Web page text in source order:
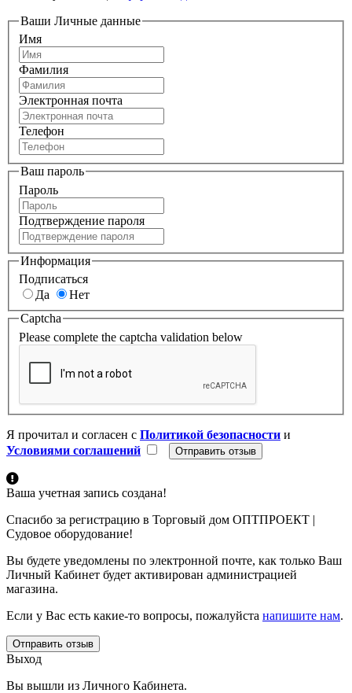
Ваши Личные данные
Имя
Фамилия
Электронная почта
Телефон
Ваш пароль
Пароль
Подтверждение пароля
Информация
Подписаться
Да
Нет
Captcha
Please complete the captcha validation below
Я прочитал и согласен с Политикой безопасности и
Условиями соглашений
Ваша учетная запись создана!
Спасибо за регистрацию в Торговый дом ОПТПРОЕКТ |
Судовое оборудование!
Вы будете уведомлены по электронной почте, как только Ваш
Личный Кабинет будет активирован администрацией
магазина.
Если у Вас есть какие-то вопросы, пожалуйста напишите нам.
Отправить отзыв
Выход
Вы вышли из Личного Кабинета.